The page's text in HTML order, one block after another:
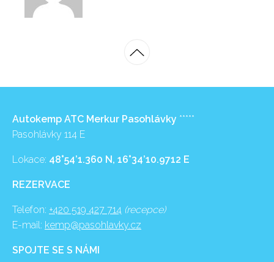
Autokemp ATC Merkur Pasohlávky *****
Pasohlávky 114 E
Lokace: 48°54’1.360 N, 16°34’10.9712 E
REZERVACE
Telefon: +420 519 427 714 (recepce)
E-mail: kemp@pasohlavky.cz
SPOJTE SE S NÁMI